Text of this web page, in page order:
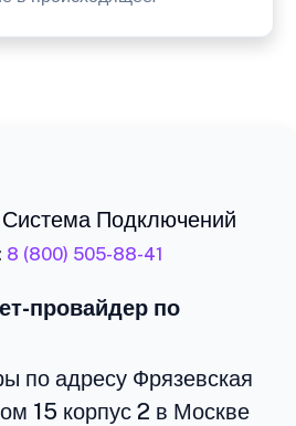
Подключений
8 (800) 505-88-41
провайдер по
по адресу Фрязевская
15 корпус 2 в Москве